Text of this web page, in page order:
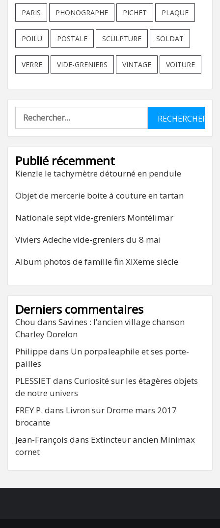
PARIS PHONOGRAPHE PICHET PLAQUE
POILU POSTALE SCULPTURE SOLDAT
VERRE VIDE-GRENIERS VINTAGE VOITURE
Rechercher :
Publié récemment
Kienzle le tachymètre détourné en pendule
Objet de mercerie boite à couture en tartan
Nationale sept vide-greniers Montélimar
Viviers Adeche vide-greniers du 8 mai
Album photos de famille fin XIXeme siècle
Derniers commentaires
Chou dans Savines : l’ancien village chanson
Charley Dorelon
Philippe dans Un porpaleaphile et ses porte-
pailles
PLESSIET dans Curiosité sur les étagères objets
de notre univers
FREY P. dans Livron sur Drome mars 2017
brocante
Jean-François dans Extincteur ancien Minimax
cornet